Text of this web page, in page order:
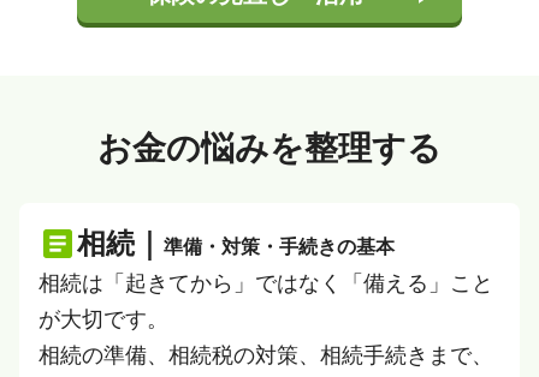
お金の悩みを整理する
相続｜ 準備・対策・手続きの基本
相続は「起きてから」ではなく「備える」こと
が大切です。
相続の準備、相続税の対策、相続手続きまで、